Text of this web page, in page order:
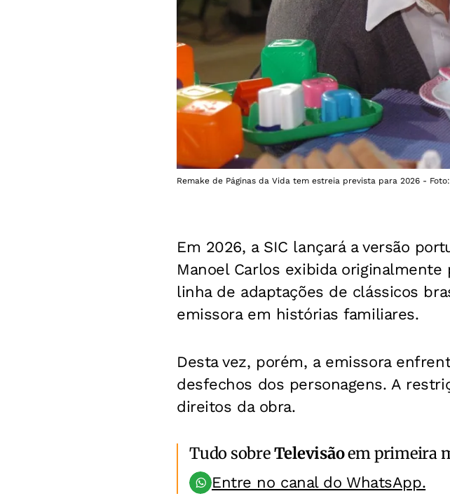
Remake de Páginas da Vida tem estreia prevista para 2026 -
Em 2026, a SIC lançará a versão
Manoel Carlos exibida originalmente
linha de adaptações de clássicos
emissora em histórias familiares.
Desta vez, porém, a emissora
desfechos dos personagens. A
direitos da obra.
Tudo sobreTelevisãoem primeira
Entre no canal do WhatsApp.